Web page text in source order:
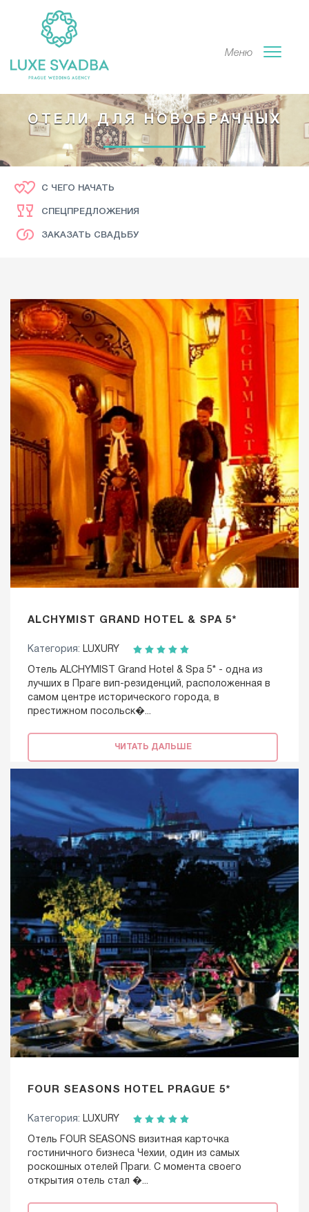
Меню
ОТЕЛИ ДЛЯ НОВОБРАЧНЫХ
С ЧЕГО НАЧАТЬ
СПЕЦПРЕДЛОЖЕНИЯ
ЗАКАЗАТЬ СВАДЬБУ
ALCHYMIST GRAND HOTEL & SPA 5*
Категория: LUXURY
Отель ALCHYMIST Grand Hotel & Spa 5* - одна из
лучших в Праге вип-резиденций, расположенная в
самом центре исторического города, в
престижном посольск�...
ЧИТАТЬ ДАЛЬШЕ
FOUR SEASONS HOTEL PRAGUE 5*
Категория: LUXURY
Отель FOUR SEASONS визитная карточка
гостиничного бизнеса Чехии, один из самых
роскошных отелей Праги. С момента своего
открытия отель стал �...